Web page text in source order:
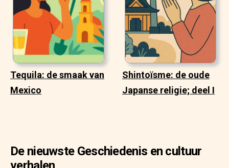
Tequila: de smaak van
Mexico
Shintoïsme: de oude
Japanse religie; deel I
De nieuwste Geschiedenis en cultuur